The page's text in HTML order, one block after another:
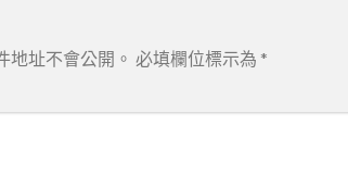
地址不會公開。 必填欄位標示為 *